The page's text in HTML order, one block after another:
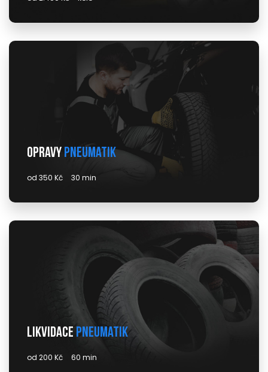
Opravy pneumatik
od 350 Kč 30 min
Likvidace pneumatik
od 200 Kč 60 min